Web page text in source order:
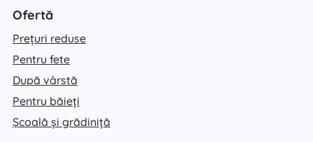
Ofertă
Prețuri reduse
Pentru fete
După vârstă
Pentru băieți
Școală și grădiniță